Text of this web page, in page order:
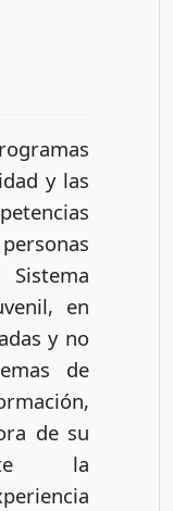
y las
en
y no
de
de su
la